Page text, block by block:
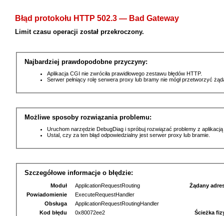
Błąd protokołu HTTP 502.3 — Bad Gateway
Limit czasu operacji został przekroczony.
Najbardziej prawdopodobne przyczyny:
Aplikacja CGI nie zwróciła prawidłowego zestawu błędów HTTP.
Serwer pełniący rolę serwera proxy lub bramy nie mógł przetworzyć
Możliwe sposoby rozwiązania problemu:
Uruchom narzędzie DebugDiag i spróbuj rozwiązać problemy z
Ustal, czy za ten błąd odpowiedzialny jest serwer proxy lub bramie.
Szczegółowe informacje o błędzie:
Moduł
ApplicationRequestRouting
Powiadomienie
ExecuteRequestHandler
Obsługa
ApplicationRequestRoutingHandler
Kod błędu
0x80072ee2
Żądany
Ścieżka